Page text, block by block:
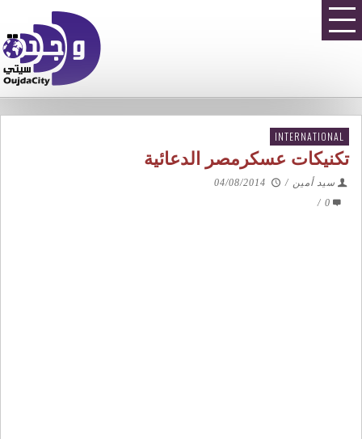
INTERNATIONAL
تكنيكات عسكرمصر الدعائية
سيد أمين /
04/08/2014
0
/